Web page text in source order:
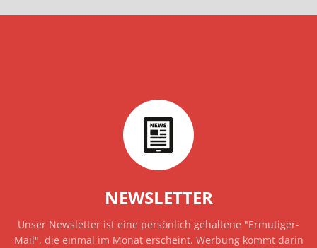
NEWSLETTER
Unser Newsletter ist eine persönlich gehaltene "Ermutiger-
Mail", die einmal im Monat erscheint. Werbung kommt darin